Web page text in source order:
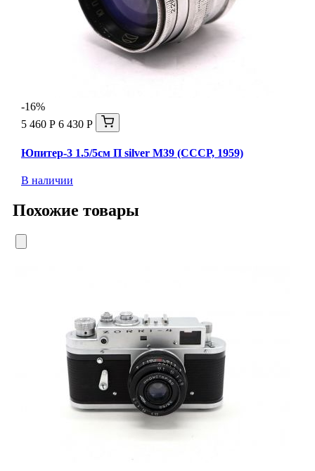
-16%
5 460 Р 6 430 Р
Юпитер-3 1.5/5см П silver М39 (СССР, 1959)
В наличии
Похожие товары